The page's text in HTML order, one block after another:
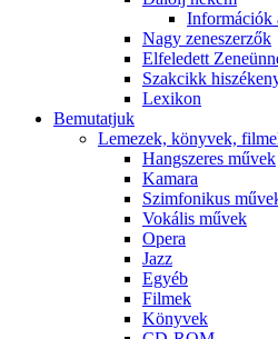
Információk
Nagy zeneszerzők
Elfeledett
Szakcikk
Lexikon
Bemutatjuk
Lemezek, könyvek,
Hangszeres művek
Kamara
Szimfonikus
Vokális művek
Opera
Jazz
Egyéb
Filmek
Könyvek